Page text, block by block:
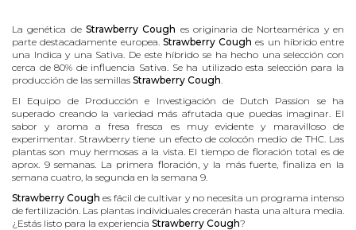
La genética de Strawberry Cough es originaria de Norteamérica y en
parte destacadamente europea. Strawberry Cough es un híbrido entre
una Indica y una Sativa. De este híbrido se ha hecho una selección con
cerca de 80% de influencia Sativa. Se ha utilizado esta selección para la
producción de las semillas Strawberry Cough.
El Equipo de Producción e Investigación de Dutch Passion se ha
superado creando la variedad más afrutada que puedas imaginar. El
sabor y aroma a fresa fresca es muy evidente y maravilloso de
experimentar. Strawberry tiene un efecto de colocón medio de THC. Las
plantas son muy hermosas a la vista. El tiempo de floración total es de
aprox. 9 semanas. La primera floración, y la más fuerte, finaliza en la
semana cuatro, la segunda en la semana 9.
Strawberry Cough es fácil de cultivar y no necesita un programa intenso
de fertilización. Las plantas individuales crecerán hasta una altura media.
¿Estás listo para la experiencia Strawberry Cough?